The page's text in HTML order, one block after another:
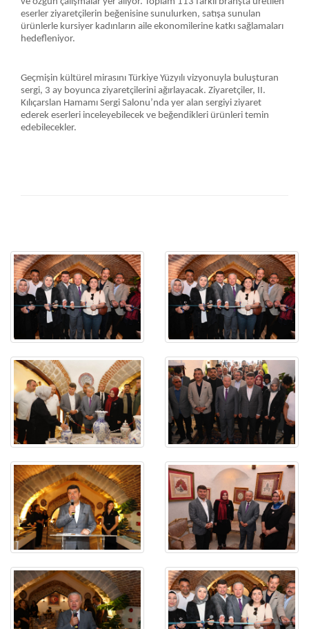
eserler ziyaretçilerin beğenisine sunulurken, satışa sunulan
ürünlerle kursiyer kadınların aile ekonomilerine katkı sağlamaları
hedefleniyor.
Geçmişin kültürel mirasını Türkiye Yüzyılı vizyonuyla buluşturan
sergi, 3 ay boyunca ziyaretçilerini ağırlayacak. Ziyaretçiler, II.
Kılıçarslan Hamamı Sergi Salonu’nda yer alan sergiyi ziyaret
ederek eserleri inceleyebilecek ve beğendikleri ürünleri temin
edebilecekler.